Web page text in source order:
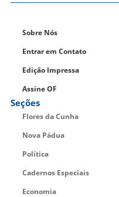
Sobre Nós
Entrar em Contato
Edição Impressa
Assine OF
Seções
Flores da Cunha
Nova Pádua
Política
Cadernos Especiais
Economia